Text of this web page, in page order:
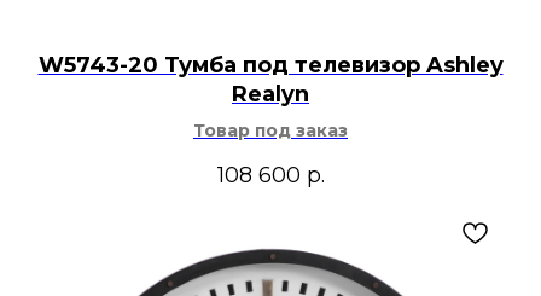
W5743-20 Тумба под телевизор Ashley
Realyn
Товар под заказ
108 600 р.